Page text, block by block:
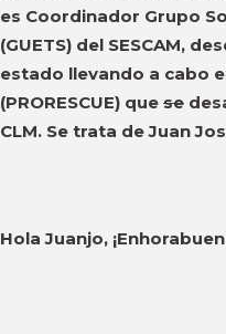
es Coordinador Grupo
(GUETS) del SESCAM,
estado llevando a cabo
(PRORESCUE) que se
CLM. Se trata de Juan
Hola Juanjo,